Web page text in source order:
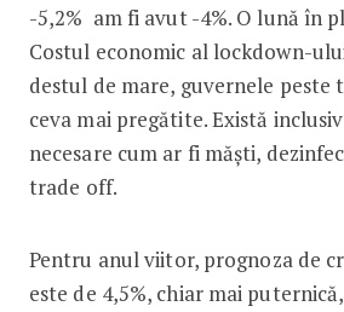
-5,2% am fi avut -4%. O lună în
Costul economic al lockdown-
destul de mare, guvernele
ceva mai pregătite. Există
necesare cum ar fi măști,
trade off.
Pentru anul viitor, prognoza de
este de 4,5%, chiar mai